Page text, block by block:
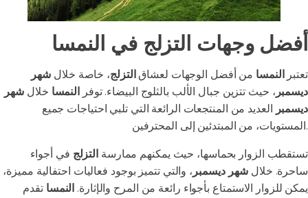
أفضل وجهات التزلج في النمسا
تعتبر النمسا من أفضل الوجهات لعشاق التزلج، خاصة خلال شهر
ديسمبر ، حيث تتزين جبال الألب بالثلوج البيضاء. توفر النمسا خلال شهر
ديسمبر العديد من المنتجعات الرائعة التي تلبي احتياجات جميع
المستويات، من المبتدئين إلى المحترفين.
تستقطب الزوار بحماسها، حيث يمكنهم ممارسة التزلج في أجواء
ساحرة. خلال شهر ديسمبر ، والتي تتميز بوجود فعاليات احتفالية مميزة،
يمكن للزوار الاستمتاع بأجواء رائعة من المرح والإثارة. النمسا تقدم